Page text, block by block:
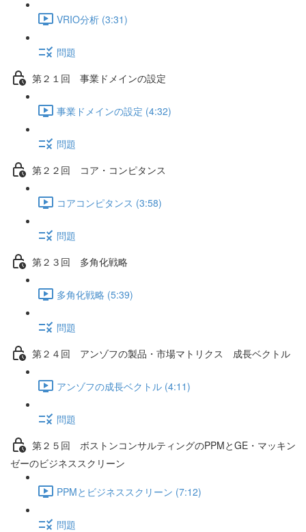
VRIO分析 (3:31)
問題
第２１回 事業ドメインの設定
事業ドメインの設定 (4:32)
問題
第２２回 コア・コンピタンス
コアコンピタンス (3:58)
問題
第２３回 多角化戦略
多角化戦略 (5:39)
問題
第２４回 アンゾフの製品・市場マトリクス 成長ベクトル
アンゾフの成長ベクトル (4:11)
問題
第２５回 ボストンコンサルティングのPPMとGE・マッキン
ゼーのビジネススクリーン
PPMとビジネススクリーン (7:12)
問題